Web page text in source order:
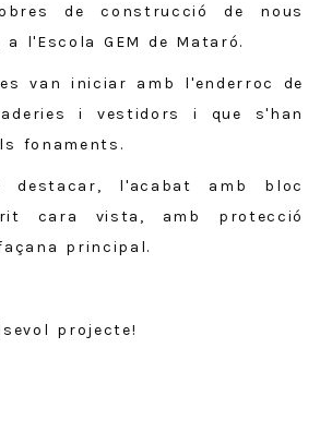
de construcció de nous
l'Escola GEM de Mataró.
van iniciar amb l'enderroc de
i vestidors i que s'han
fonaments.
l'acabat amb bloc
cara vista, amb protecció
principal.
projecte!